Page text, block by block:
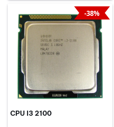
CPU I3 2100
-38%